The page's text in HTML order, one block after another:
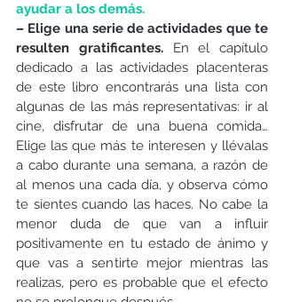
ayudar a los demás.
– Elige una serie de actividades que te
resulten gratificantes. En el capítulo
dedicado a las actividades placenteras
de este libro encontrarás una lista con
algunas de las más representativas: ir al
cine, disfrutar de una buena comida…
Elige las que más te interesen y llévalas
a cabo durante una semana, a razón de
al menos una cada día, y observa cómo
te sientes cuando las haces. No cabe la
menor duda de que van a influir
positivamente en tu estado de ánimo y
que vas a sentirte mejor mientras las
realizas, pero es probable que el efecto